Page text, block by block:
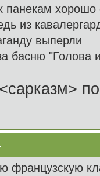
панекам
из
выперли
басню "Голова
французскую